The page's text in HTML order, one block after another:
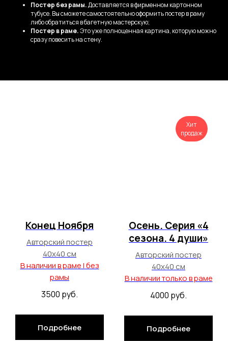
Постер без рамы.Доставляется в фирменном картонном
тубусе. Вы сможете самостоятельно оформить постер в раму
либо обратиться в багетную мастерскую;
Постер в раме.Это уже полноценная картина, которую можно
сразу повесить на стену.
Конец Ноября
Авторский постер
40х40 см
В наличии в раме I без
рамы
3500 руб.
Подробнее
Хит
продаж
Осень. Серия «4
сезона. 4 души»
Авторский постер
40х40 см
В наличии только в раме
4000 руб.
Подробнее